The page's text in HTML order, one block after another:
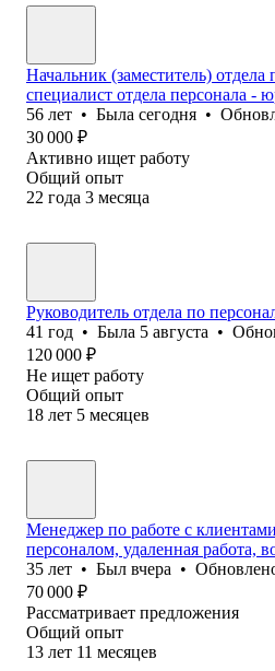
Начальник (заместитель) отдела
специалист отдела персонала -
56 лет • Была сегодня •
30 000 ₽
Активно ищет работу
Общий опыт
22 года 3 месяца
Руководитель отдела по
41 год • Была 5 августа •
120 000 ₽
Не ищет работу
Общий опыт
18 лет 5 месяцев
Менеджер по работе с
персоналом, удаленная работа,
35 лет • Был вчера •
70 000 ₽
Рассматривает предложения
Общий опыт
13 лет 11 месяцев